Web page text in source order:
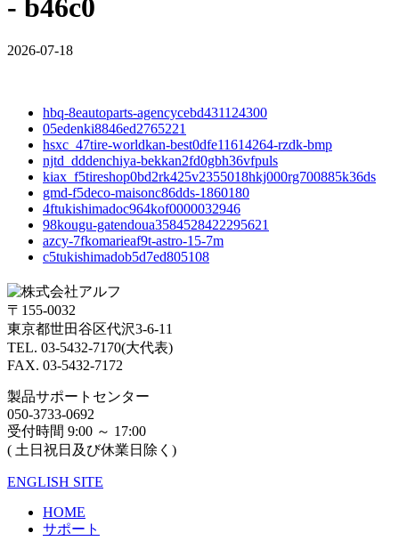
- b46c0
2026-07-18
hbq-8eautoparts-agencycebd431124300
05edenki8846ed2765221
hsxc_47tire-worldkan-best0dfe11614264-rzdk-bmp
njtd_dddenchiya-bekkan2fd0gbh36vfpuls
kiax_f5tireshop0bd2rk425v2355018hkj000rg700885k36ds
gmd-f5deco-maisonc86dds-1860180
4ftukishimadoc964kof0000032946
98kougu-gatendoua3584528422295621
azcy-7fkomarieaf9t-astro-15-7m
c5tukishimadob5d7ed805108
〒155-0032
東京都世田谷区代沢3-6-11
TEL. 03-5432-7170(大代表)
FAX. 03-5432-7172
製品サポートセンター
050-3733-0692
受付時間 9:00 ～ 17:00
( 土日祝日及び休業日除く)
ENGLISH SITE
HOME
サポート